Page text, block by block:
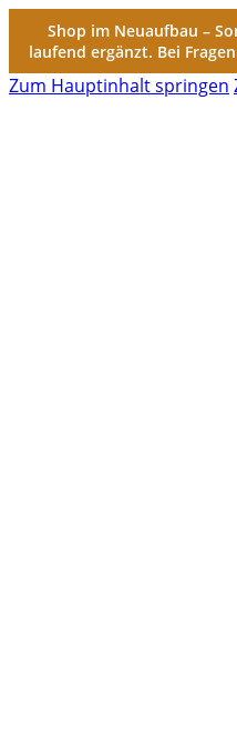
Shop im Neuaufbau –
laufend ergänzt. Bei
Zum Hauptinhalt springen